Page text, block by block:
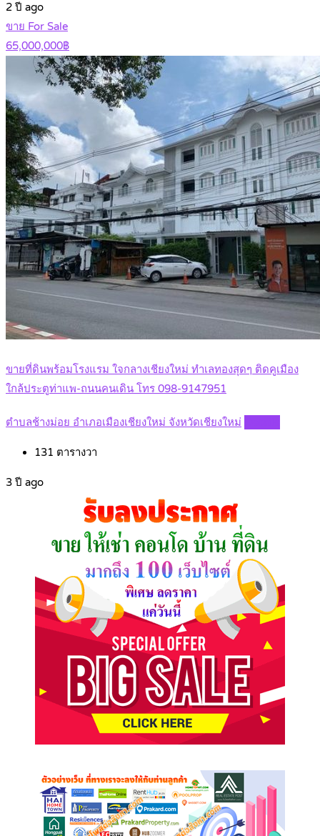
2 ปี ago
ขาย For Sale
65,000,000฿
ขายที่ดินพร้อมโรงแรม ใจกลางเชียงใหม่ ทำเลทองสุดๆ ติดคูเมือง
ใกล้ประตูท่าแพ-ถนนคนเดิน โทร 098-9147951
ตำบลช้างม่อย อำเภอเมืองเชียงใหม่ จังหวัดเชียงใหม่
131 ตารางวา
3 ปี ago